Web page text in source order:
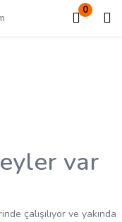
0
Kayıt ol
var
çalışılıyor ve yakında